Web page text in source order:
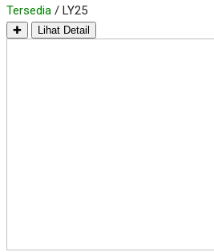
Tersedia / LY25
✚ Lihat Detail